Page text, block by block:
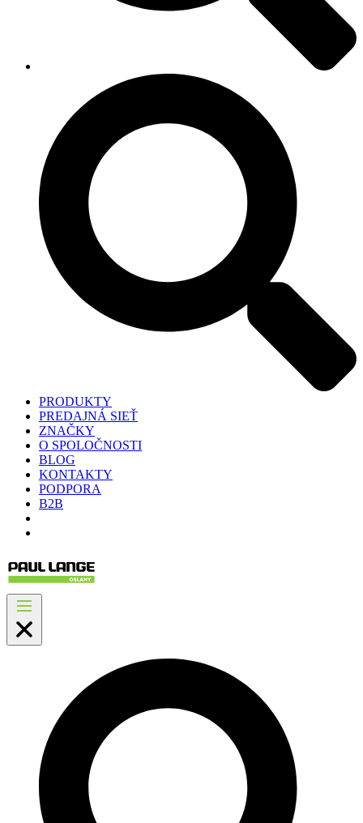
PRODUKTY
PREDAJNÁ SIEŤ
ZNAČKY
O SPOLOČNOSTI
BLOG
KONTAKTY
PODPORA
B2B